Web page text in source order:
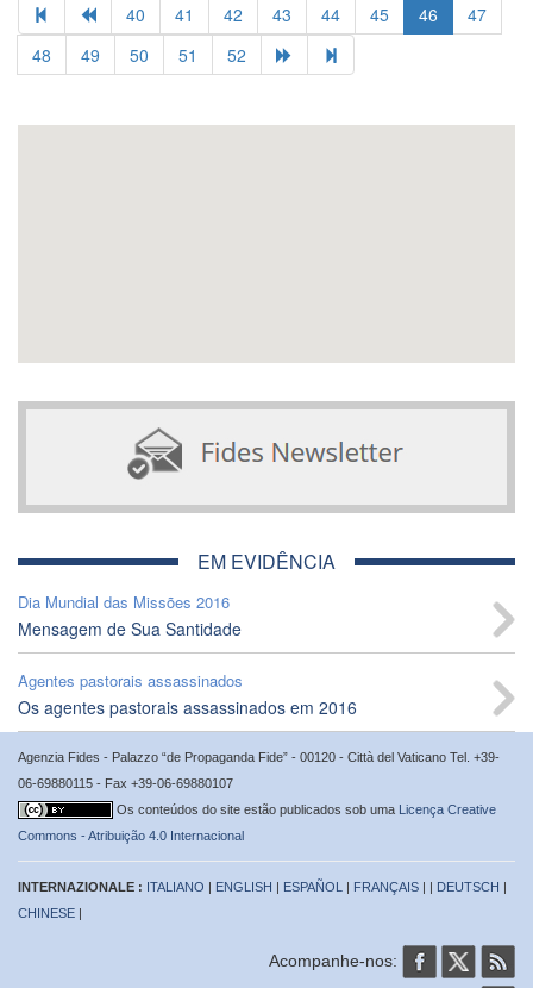
40 41 42 43 44 45 46
47
48
49 50 51 52
EM EVIDÊNCIA
Dia Mundial das Missões 2016
Mensagem de Sua Santidade
Agentes pastorais assassinados
Os agentes pastorais assassinados em 2016
Agenzia Fides - Palazzo “de Propaganda Fide” - 00120 - Città del Vaticano Tel. +39-
06-69880115 - Fax +39-06-69880107
Os conteúdos do site estão publicados sob uma Licença Creative
Commons - Atribuição 4.0 Internacional
INTERNAZIONALE : ITALIANO | ENGLISH | ESPAÑOL | FRANÇAIS | | DEUTSCH |
CHINESE |
Acompanhe-nos: